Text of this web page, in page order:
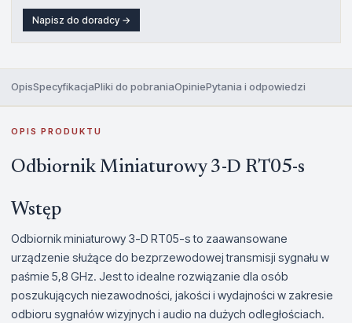
Napisz do doradcy →
OpisSpecyfikacjaPliki do pobraniaOpiniePytania i odpowiedzi
OPIS PRODUKTU
Odbiornik Miniaturowy 3-D RT05-s
Wstęp
Odbiornik miniaturowy 3-D RT05-s to zaawansowane
urządzenie służące do bezprzewodowej transmisji sygnału w
paśmie 5,8 GHz. Jest to idealne rozwiązanie dla osób
poszukujących niezawodności, jakości i wydajności w zakresie
odbioru sygnałów wizyjnych i audio na dużych odległościach.